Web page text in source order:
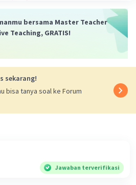
(0) Balas
bersama Master Teacher
Teaching, GRATIS!
sekarang!
bisa tanya soal ke Forum
Jawaban terverifikasi